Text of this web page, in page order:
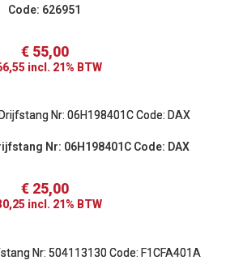
Code: 626951
€55,00
incl. 21% BTW
Nr: 06H198401C Code: DAX
€25,00
incl. 21% BTW